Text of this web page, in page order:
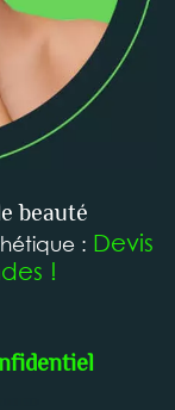
beauté
: Devis
!